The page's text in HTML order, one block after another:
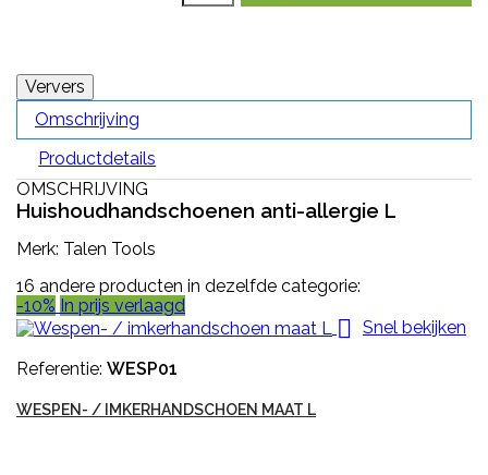
Omschrijving
Productdetails
OMSCHRIJVING
Huishoudhandschoenen anti-allergie L
Merk: Talen Tools
16 andere producten in dezelfde categorie:
-10% In prijs verlaagd
 Snel bekijken
Referentie: WESP01
WESPEN- / IMKERHANDSCHOEN MAAT L